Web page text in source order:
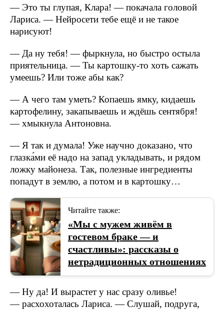
— Это ты глупая, Клара! — покачала головой
Лариса. — Нейросети тебе ещё и не такое
нарисуют!
— Да ну тебя! — фыркнула, но быстро остыла
приятельница. — Ты картошку-то хоть сажать
умеешь? Или тоже абы как?
— А чего там уметь? Копаешь ямку, кидаешь
картофелину, закапываешь и ждёшь сентября!
— хмыкнула Антоновна.
— Я так и думала! Уже научно доказано, что
глазка́ми её надо на запад укладывать, и рядом
ложку майонеза. Так, полезные ингредиенты
попадут в землю, а потом и в картошку…
Читайте также:
«Мы с мужем живём в
гостевом браке — и
счастливы»: рассказы о
нетрадиционных отношениях
— Ну да! И вырастет у нас сразу оливье!
— расхохоталась Лариса. — Слушай, подруга,